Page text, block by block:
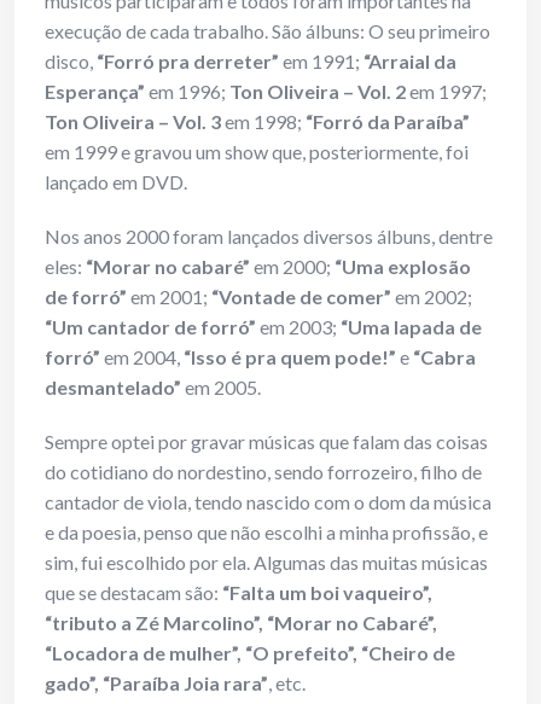
execução de cada trabalho. São álbuns: O seu primeiro
disco, “Forró pra derreter” em 1991; “Arraial da
Esperança” em 1996; Ton Oliveira – Vol. 2em 1997;
Ton Oliveira – Vol. 3em 1998; “Forró da Paraíba”
em 1999 e gravou um show que, posteriormente, foi
lançado em DVD.
Nos anos 2000 foram lançados diversos álbuns, dentre
eles: “Morar no cabaré” em 2000; “Uma explosão
de forró” em 2001; “Vontade de comer” em 2002;
“Um cantador de forró” em 2003; “Uma lapada de
forró” em 2004, “Isso é pra quem pode!” e “Cabra
desmantelado” em 2005.
Sempre optei por gravar músicas que falam das coisas
do cotidiano do nordestino, sendo forrozeiro, filho de
cantador de viola, tendo nascido com o dom da música
e da poesia, penso que não escolhi a minha profissão, e
sim, fui escolhido por ela. Algumas das muitas músicas
que se destacam são: “Falta um boi vaqueiro”,
“tributo a Zé Marcolino”, “Morar no Cabaré”,
“Locadora de mulher”, “O prefeito”, “Cheiro de
gado”, “Paraíba Joia rara”, etc.